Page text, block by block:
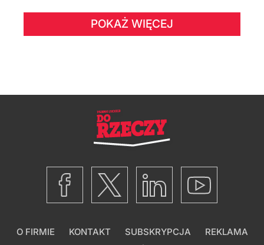
POKAŻ WIĘCEJ
O FIRMIE KONTAKT SUBSKRYPCJA
REKLAMA